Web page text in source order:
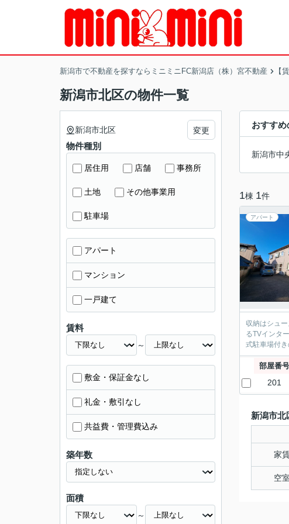
新潟市で不動産を探すならミニミニFC新潟店（株）宮不動産 【
新潟市北区の物件一覧
おすす
新潟市中
1棟 1件
アパート
収納はシュ
るTVインタ
式駐車場付
部屋番号
201
新潟市北
家
空
新潟市北区 変更
物件種別
居住用 店舗 事務所
土地 その他事業用
駐車場
アパート
マンション
一戸建て
賃料
～
敷金・保証金なし
礼金・敷引なし
共益費・管理費込み
築年数
面積
～